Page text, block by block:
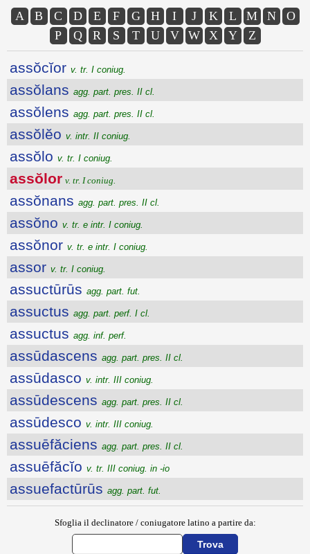
A B C D E F G H I J K L M N
O
P
Q R S T U V W X Y Z
assŏcĭor v. tr. I coniug.
assŏlans agg. part. pres. II cl.
assŏlens agg. part. pres. II cl.
assŏlĕo v. intr. II coniug.
assŏlo v. tr. I coniug.
assŏlor v. tr. I coniug.
assŏnans agg. part. pres. II cl.
assŏno v. tr. e intr. I coniug.
assŏnor v. tr. e intr. I coniug.
assor v. tr. I coniug.
assuctūrūs agg. part. fut.
assuctus agg. part. perf. I cl.
assuctus agg. inf. perf.
assūdascens agg. part. pres. II cl.
assūdasco v. intr. III coniug.
assūdescens agg. part. pres. II cl.
assūdesco v. intr. III coniug.
assuēfăciens agg. part. pres. II cl.
assuēfăcĭo v. tr. III coniug. in -io
assuefactūrūs agg. part. fut.
Sfoglia il declinatore / coniugatore latino a partire da: